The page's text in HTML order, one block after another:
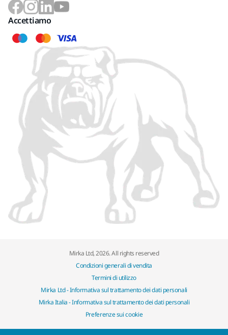
Accettiamo
Mirka Ltd, 2026. All rights reserved
Condizioni generali di vendita
Termini di utilizzo
Mirka Ltd - Informativa sul trattamento dei dati personali
Mirka Italia - Informativa sul trattamento dei dati personali
Preferenze sui cookie